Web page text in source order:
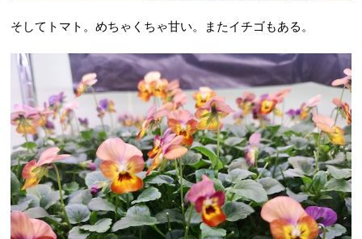
そしてトマト。めちゃくちゃ甘い。またイチゴもある。